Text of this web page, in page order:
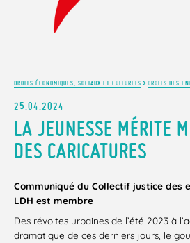
DROITS ÉCONOMIQUES, SOCIAUX ET CULTURELS >DROITS DES
25.04.2024
LA JEUNESSE MÉRITE
DES CARICATURES
Communiqué du Collectif justice des
LDH est membre
Des révoltes urbaines de l’été 2023 à
dramatique de ces derniers jours, le